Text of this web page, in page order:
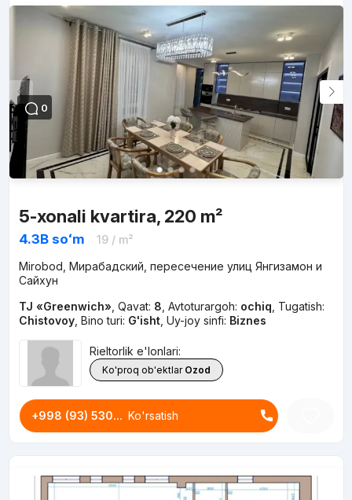
0
5-xonali kvartira, 220 m²
4.3B soʻm 19/ m²
Mirobod, Мирабадский, пересечение улиц Янгизамон и
Сайхун
TJ «Greenwich» Qavat: 8 Avtoturargoh: ochiq Tugatish:
Chistovoy, Bino turi: G'isht, Uy-joy sinfi: Biznes
Rieltorlik e'lonlari:
Ko'proq ob'ektlar Ozod
+998 (93) 530... Ko'rsatish